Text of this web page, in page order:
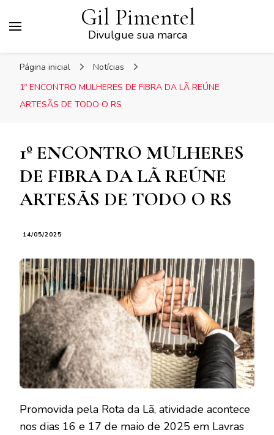
Gil Pimentel
Divulgue sua marca
Página inicial
Notícias
1º ENCONTRO MULHERES DE FIBRA DA LÃ REÚNE
ARTESÃS DE TODO O RS
1º ENCONTRO MULHERES
DE FIBRA DA LÃ REÚNE
ARTESÃS DE TODO O RS
14/05/2025
Promovida pela Rota da Lã, atividade acontece
nos dias 16 e 17 de maio de 2025 em Lavras